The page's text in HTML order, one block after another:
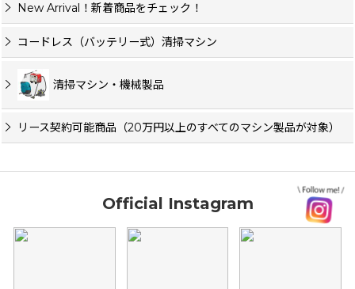
New Arrival！新着商品をチェック！
コードレス（バッテリー式）清掃マシン
清掃マシン・機械製品
リース契約可能商品（20万円以上のすべてのマシン製品が対象）
Official Instagram